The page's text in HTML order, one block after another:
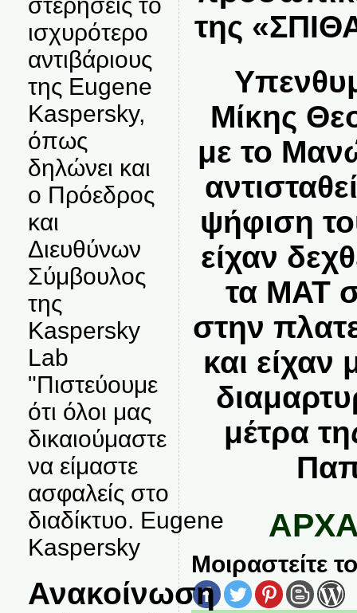
ισχυρότερο
αντιβάριους
της Eugene
Kaspersky,
όπως
δηλώνει και
ο Πρόεδρος
και
Διευθύνων
Σύμβουλος
της
Kaspersky
Lab
"Πιστεύουμε
ότι όλοι μας
δικαιούμαστε
να είμαστε
ασφαλείς στο
διαδίκτυο. Eugene
Kaspersky
Ανακοίνωση
της
Μίκης
με το
ψήφιση
είχαν
τα ΜΑΤ
στην
και
μέτρα
Μοιραστείτε